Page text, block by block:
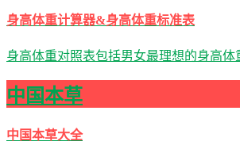
身高体重计算器&身高体重标准表
身高体重对照表包括男女最理想的身高
中国本草
中国本草大全